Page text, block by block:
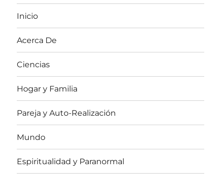
Inicio
Acerca De
Ciencias
Hogar y Familia
Pareja y Auto-Realización
Mundo
Espiritualidad y Paranormal